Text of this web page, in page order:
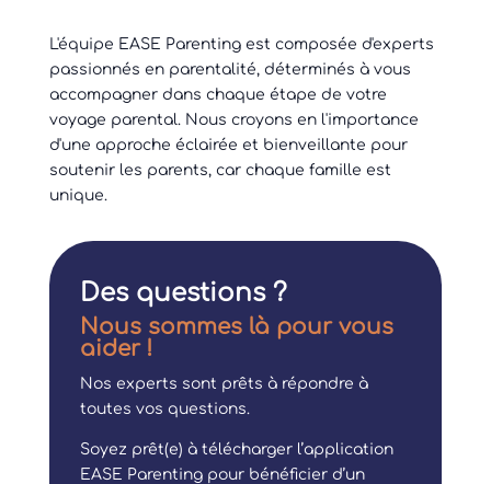
L'équipe EASE Parenting est composée d'experts
passionnés en parentalité, déterminés à vous
accompagner dans chaque étape de votre
voyage parental. Nous croyons en l'importance
d'une approche éclairée et bienveillante pour
soutenir les parents, car chaque famille est
unique.
Des questions ?
Nous sommes là pour vous
aider !
Nos experts sont prêts à répondre à
toutes vos questions.
Soyez prêt(e) à télécharger l’application
EASE Parenting pour bénéficier d’un